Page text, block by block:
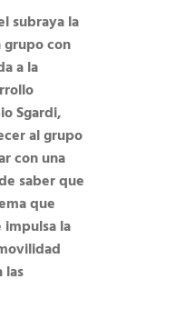
subraya la
grupo con
a la
Sgardi,
al grupo
con una
saber que
que
la
las